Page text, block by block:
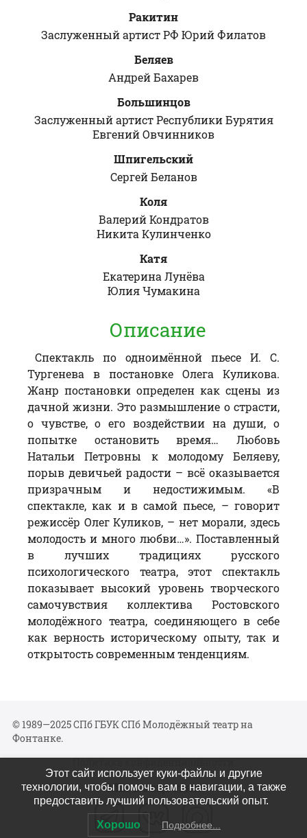
Ракитин
Заслуженный артист РФ Юрий Филатов
Беляев
Андрей Бахарев
Большинцов
Заслуженный артист Республики Бурятия
Евгений Овчинников
Шпигельский
Сергей Беланов
Коля
Валерий Кондратов
Никита Кулинченко
Катя
Екатерина Лунёва
Юлия Чумакина
Описание
Спектакль по одноимённой пьесе И. С.
Тургенева в постановке Олега Куликова.
Жанр постановки определен как сцены из
дачной жизни. Это размышление о страсти,
о чувстве, о его воздействии на души, о
попытке остановить время… Любовь
Натальи Петровны к молодому Беляеву,
порыв девичьей радости – всё оказывается
призрачным и недостижимым. «В
спектакле, как и в самой пьесе, – говорит
режиссёр Олег Куликов, – нет морали, здесь
молодость и много любви…». Поставленный
в лучших традициях русского
психологического театра, этот спектакль
показывает высокий уровень творческого
самочувствия коллектива Ростовского
молодёжного театра, соединяющего в себе
как верность историческому опыту, так и
открытость современным тенденциям.
© 1989—2025 СПб ГБУК СПб Молодёжный театр на
Фонтанке.
Политика конфиденциальности
Мы в соцсетях
Этот сайт использует куки-файлы и другие
технологии, чтобы помочь вам в навигации, а также
предоставить лучший пользовательский опыт.
Хорошо Подробнее...